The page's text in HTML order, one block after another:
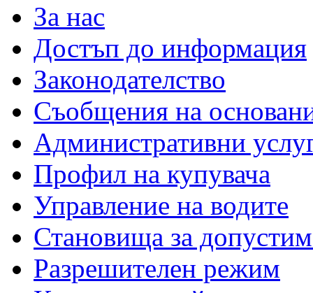
За нас
Достъп до информация
Законодателство
Съобщения на
Административни
Профил на купувача
Управление на водите
Становища за
Разрешителен режим